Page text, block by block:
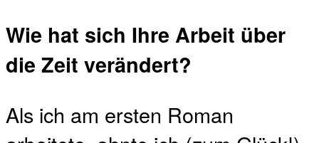
Wie hat sich Ihre Arbeit über
die Zeit verändert?
Als ich am ersten Roman